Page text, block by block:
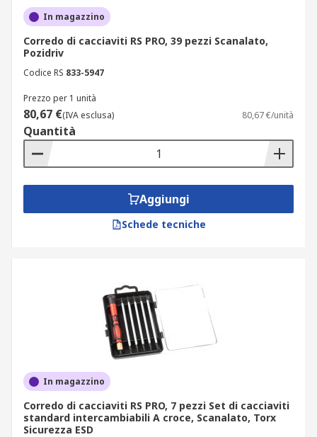
In magazzino
Corredo di cacciaviti RS PRO, 39 pezzi Scanalato,
Pozidriv
Codice RS 833-5947
Prezzo per 1 unità
80,67 €(IVA esclusa) 80,67 €/unità
Quantità
Aggiungi
Schede tecniche
In magazzino
Corredo di cacciaviti RS PRO, 7 pezzi Set di cacciaviti
standard intercambiabili A croce, Scanalato, Torx
Sicurezza ESD